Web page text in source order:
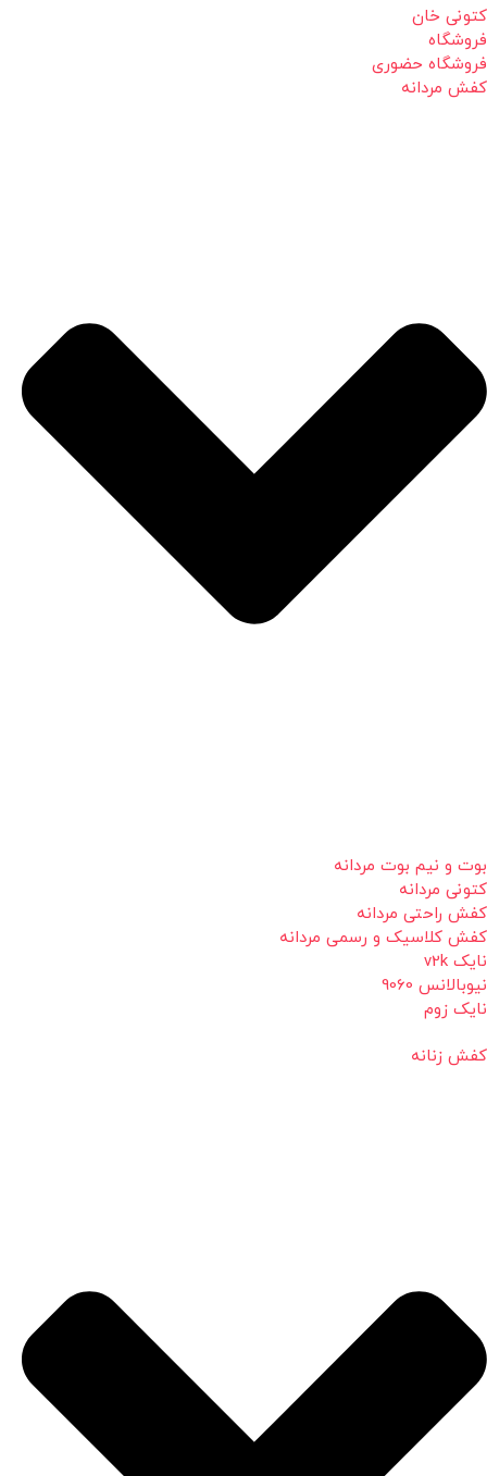
کتونی خان
فروشگاه
فروشگاه حضوری
کفش مردانه
بوت و نیم بوت مردانه
کتونی مردانه
کفش راحتی مردانه
کفش کلاسیک و رسمی مردانه
نایک v2k
نیوبالانس 9060
نایک زوم
کفش زنانه